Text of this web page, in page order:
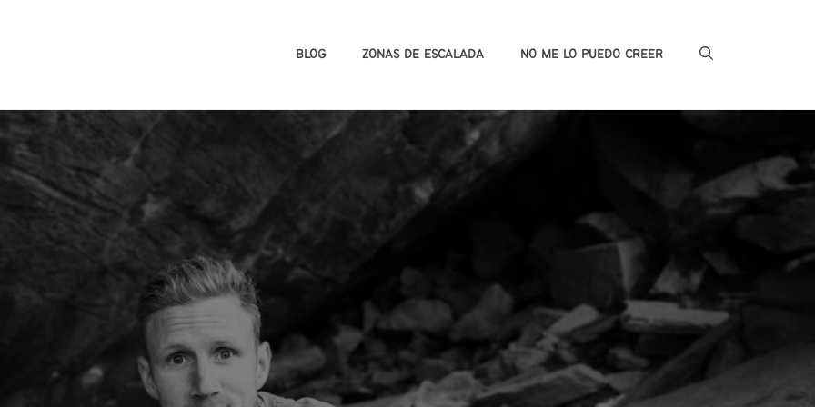
BLOG ZONAS DE ESCALADA NO ME LO PUEDO CREER